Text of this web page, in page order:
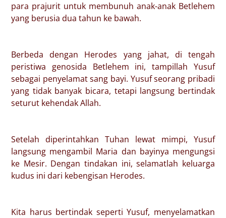
para prajurit untuk membunuh anak-anak Betlehem
yang berusia dua tahun ke bawah.
Berbeda dengan Herodes yang jahat, di tengah
peristiwa genosida Betlehem ini, tampillah Yusuf
sebagai penyelamat sang bayi. Yusuf seorang pribadi
yang tidak banyak bicara, tetapi langsung bertindak
seturut kehendak Allah.
Setelah diperintahkan Tuhan lewat mimpi, Yusuf
langsung mengambil Maria dan bayinya mengungsi
ke Mesir. Dengan tindakan ini, selamatlah keluarga
kudus ini dari kebengisan Herodes.
Kita harus bertindak seperti Yusuf, menyelamatkan